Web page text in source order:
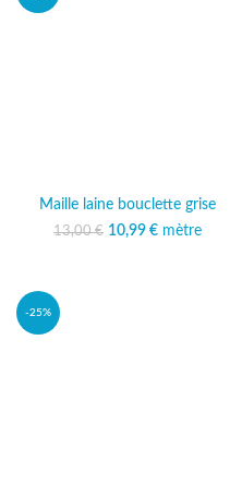
Maille laine bouclette grise
13,00€ Le prix initial était :
10,99 €
Le prix
mètre
-25%